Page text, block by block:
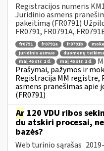
Registracijos numeris
Juridinio asmens
pakeitimą (FR0791)
FR0791, FR0791A,
fr0791 fr0791a fr0791b
juridinis asmuo
duomenų
maį 46 str. 1 d.
maį 46 str. 2 d.
Prašymai, pažymos ir
Registracija MM registre,
asmens pranešimas apie
(FR0791)
Ar 120 VDU ribos
du atskiri procesai,
bazės?
Web turinio sąrašas